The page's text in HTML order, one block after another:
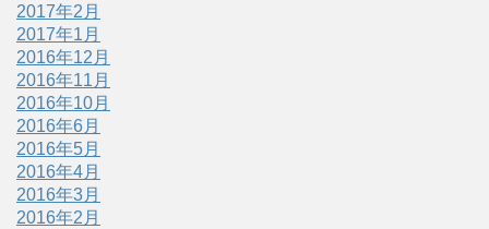
2017年2月
2017年1月
2016年12月
2016年11月
2016年10月
2016年6月
2016年5月
2016年4月
2016年3月
2016年2月